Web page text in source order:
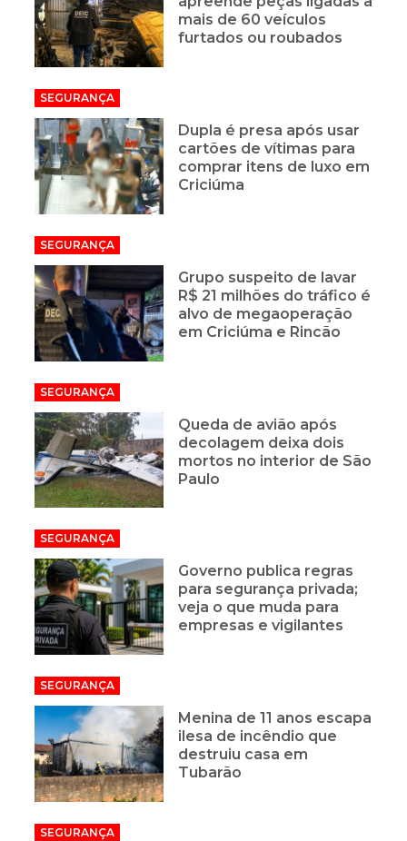
mais de 60 veículos
furtados ou roubados
SEGURANÇA
Dupla é presa após usar
cartões de vítimas para
comprar itens de luxo em
Criciúma
SEGURANÇA
Grupo suspeito de lavar
R$ 21 milhões do tráfico é
alvo de megaoperação
em Criciúma e Rincão
SEGURANÇA
Queda de avião após
decolagem deixa dois
mortos no interior de São
Paulo
SEGURANÇA
Governo publica regras
para segurança privada;
veja o que muda para
empresas e vigilantes
SEGURANÇA
Menina de 11 anos escapa
ilesa de incêndio que
destruiu casa em
Tubarão
SEGURANÇA